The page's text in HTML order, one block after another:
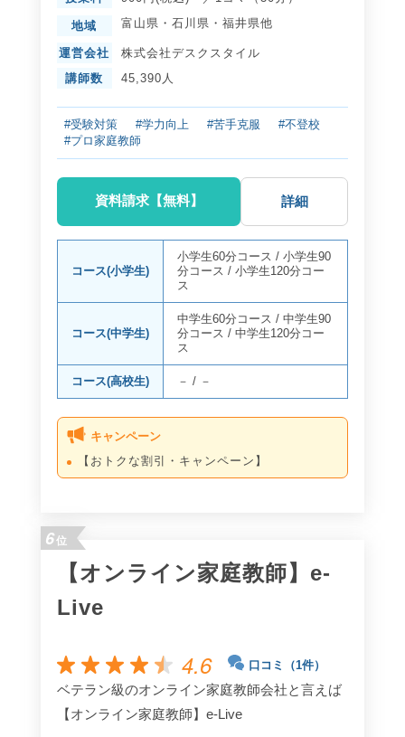
地域 富山県 ・ 石川県 ・ 福井県他
運営会社
株式会社デスクスタイル
講師数
45,390人
#受験対策 #学力向上 #苦手克服
#不登校
#プロ家庭教師
資料請求【無料】 詳細
コース(小学生)
小学生60分コース /小学生90
分コース /小学生120分コー
ス
コース(中学生)
中学生60分コース /中学生90
分コース /中学生120分コー
ス
コース(高校生) － /－
キャンペーン
【おトクな割引・キャンペーン】
6位
【オンライン家庭教師】e-
Live
4.6 口コミ（1件）
ベテラン級のオンライン家庭教師会社と言えば
【オンライン家庭教師】e-Live